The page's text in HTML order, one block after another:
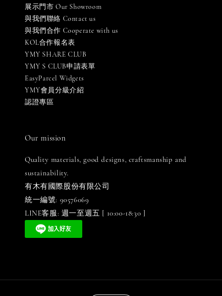
展示門市 Our Showroom
與我們聯絡 Contact us
與我們合作 Cooperate with us
KOL合作報名表
YMY SHARE CLUB
YMY S CLUB申請表單
EasyParcel Widgets
YMY會員分級介紹
認證專區
Our mission
Quality materials, good designs, craftsmanship and
sustainability.
有木有國際股份有限公司
統一編號: 90576069
LINE客服: 週一至週五 [ 10:00-18:30 ]